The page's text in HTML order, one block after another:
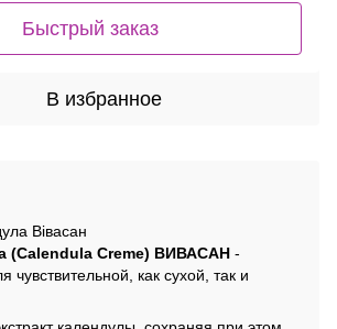
Быстрый заказ
В избранное
(Calendula Creme) ВИВАСАН -
чувствительной, как сухой, так и